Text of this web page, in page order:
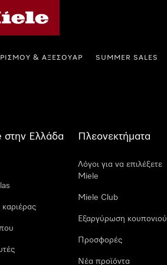
& ΑΞΕΣΟΥΆΡ SUMMER SALES
Ελλάδα
καριέρας
Πλεονεκτήματα
Λόγοι για να επιλέξετε
Miele
Miele Club
Εξαργύρωση κουπονιού
Προσφορές
Νέα προϊόντα